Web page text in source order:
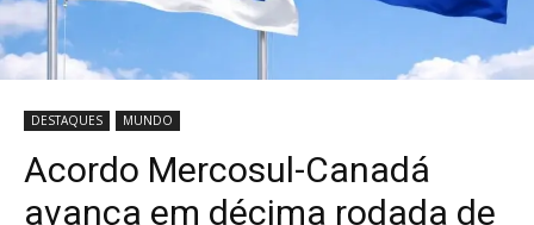
DESTAQUES MUNDO
Acordo Mercosul-Canadá
avança em décima rodada de